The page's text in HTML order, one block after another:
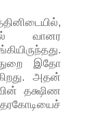
வானர
துறை இதோ
அதன்
தக்ஷிண